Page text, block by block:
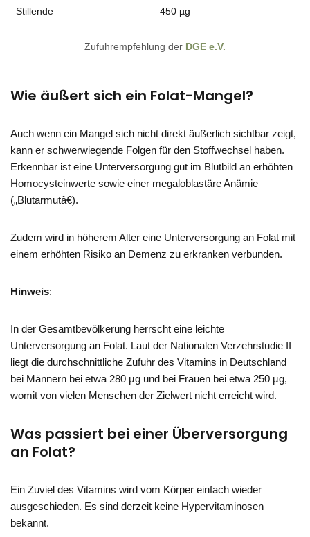
Stillende 450 µg
Zufuhrempfehlung der DGE e.V.
Wie äußert sich ein Folat-Mangel?
Auch wenn ein Mangel sich nicht direkt äußerlich sichtbar zeigt,
kann er schwerwiegende Folgen für den Stoffwechsel haben.
Erkennbar ist eine Unterversorgung gut im Blutbild an erhöhten
Homocysteinwerte sowie einer megaloblastäre Anämie
(„Blutarmutâ€).
Zudem wird in höherem Alter eine Unterversorgung an Folat mit
einem erhöhten Risiko an Demenz zu erkranken verbunden.
Hinweis:
In der Gesamtbevölkerung herrscht eine leichte
Unterversorgung an Folat. Laut der Nationalen Verzehrstudie II
liegt die durchschnittliche Zufuhr des Vitamins in Deutschland
bei Männern bei etwa 280 µg und bei Frauen bei etwa 250 µg,
womit von vielen Menschen der Zielwert nicht erreicht wird.
Was passiert bei einer Überversorgung
an Folat?
Ein Zuviel des Vitamins wird vom Körper einfach wieder
ausgeschieden. Es sind derzeit keine Hypervitaminosen
bekannt.